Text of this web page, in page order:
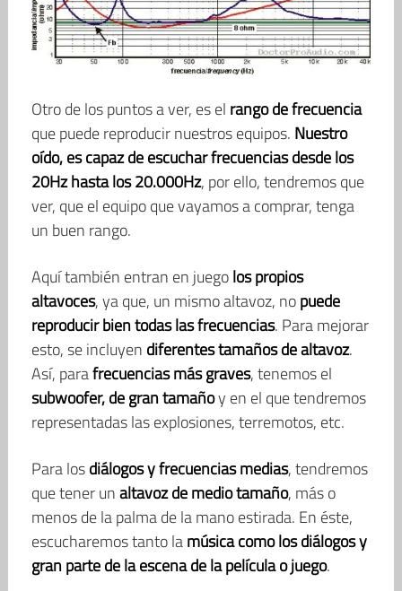
Otro de los puntos a ver, es el rango de frecuencia
que puede reproducir nuestros equipos. Nuestro
oído, es capaz de escuchar frecuencias desde los
20Hz hasta los 20.000Hz, por ello, tendremos que
ver, que el equipo que vayamos a comprar, tenga
un buen rango.
Aquí también entran en juegolos propios
altavoces, ya que, un mismo altavoz, nopuede
reproducir bien todas las frecuencias. Para mejorar
esto, se incluyen diferentes tamaños de altavoz.
Así, parafrecuencias más graves, tenemos el
subwoofer, de gran tamañoy en el que tendremos
representadas las explosiones, terremotos, etc.
Para losdiálogos y frecuencias medias, tendremos
que tener unaltavoz de medio tamaño, más o
menos de la palma de la mano estirada. En éste,
escucharemos tanto lamúsica como los diálogos y
gran parte de la escena de la película o juego.